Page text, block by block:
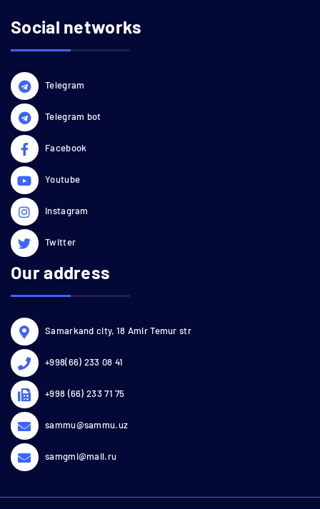
Social networks
Telegram
Telegram bot
Facebook
Youtube
Instagram
Twitter
Our address
Samarkand city, 18 Amir Temur str
+998(66) 233 08 41
+998 (66) 233 71 75
sammu@sammu.uz
samgmi@mail.ru